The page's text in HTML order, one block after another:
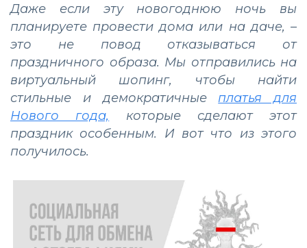
Даже если эту новогоднюю ночь вы
планируете провести дома или на даче, –
это не повод отказываться от
праздничного образа. Мы отправились на
виртуальный шопинг, чтобы найти
стильные и демократичные платья для
Нового года,
которые сделают этот
праздник особенным. И вот что из этого
получилось.